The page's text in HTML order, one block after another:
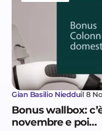
Gian Basilio Niedduil 8
Bonus wallbox:
novembre e poi…